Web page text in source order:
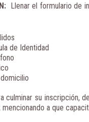
: Llenar el formulario de
de Identidad
culminar su inscripción,
mencionando a que